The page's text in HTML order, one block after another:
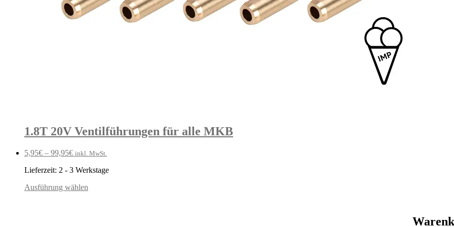
1.8T 20V Ventilführungen für alle MKB
5,95€ – 99,95€ inkl. MwSt.
Lieferzeit: 2 - 3 Werkstage
Ausführung wählen